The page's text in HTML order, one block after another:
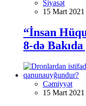
Siyasət
15 Mart
“İnsan
8-də
Cəmiyyət
15 Mart